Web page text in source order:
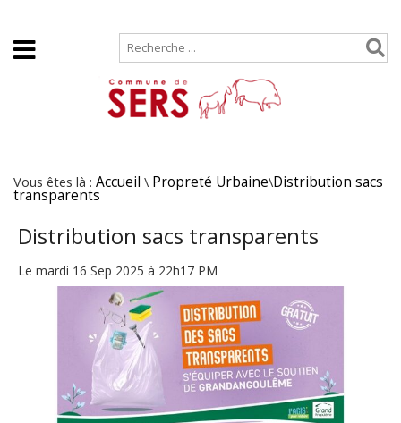
Vous êtes là : Accueil \ Propreté Urbaine\Distribution sacs
transparents
Distribution sacs transparents
Le mardi 16 Sep 2025 à 22h17 PM